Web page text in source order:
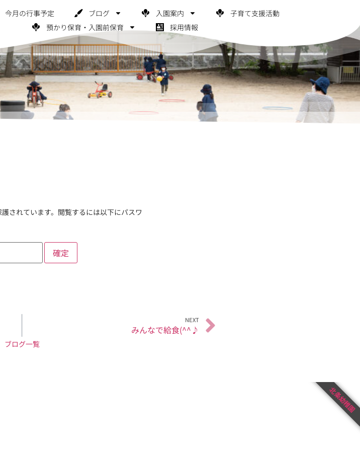
今月の行事予定 ブログ 入園案内
子育て支援活動
預かり保育・入園前保育
採用情報
されています。閲覧するには以下にパスワ
NEXT
みんなで給食(^^♪
ブログ一覧
北条幼稚園